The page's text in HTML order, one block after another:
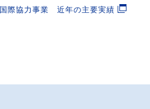
国際協力事業 近年の主要実績